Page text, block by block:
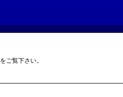
をご覧下さい。